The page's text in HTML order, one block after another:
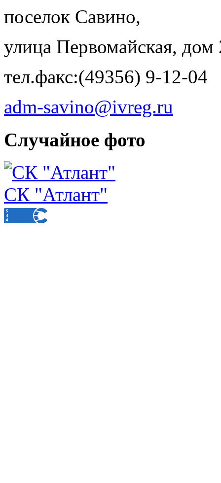
поселок Савино,
улица Первомайская, дом
тел.факс:(49356) 9-12-04
adm-savino@ivreg.ru
Случайное фото
СК "Атлант"